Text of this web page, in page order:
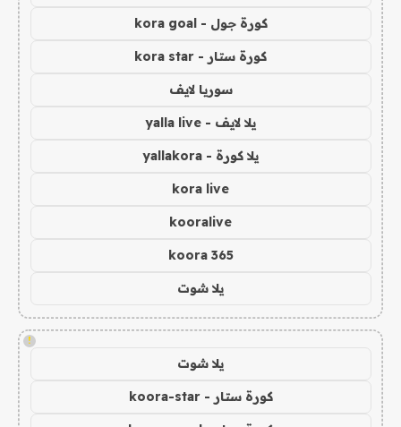
كورة جول - kora goal
كورة ستار - kora star
سوريا لايف
يلا لايف - yalla live
يلا كورة - yallakora
kora live
kooralive
koora 365
يلا شوت
!
يلا شوت
كورة ستار - koora-star